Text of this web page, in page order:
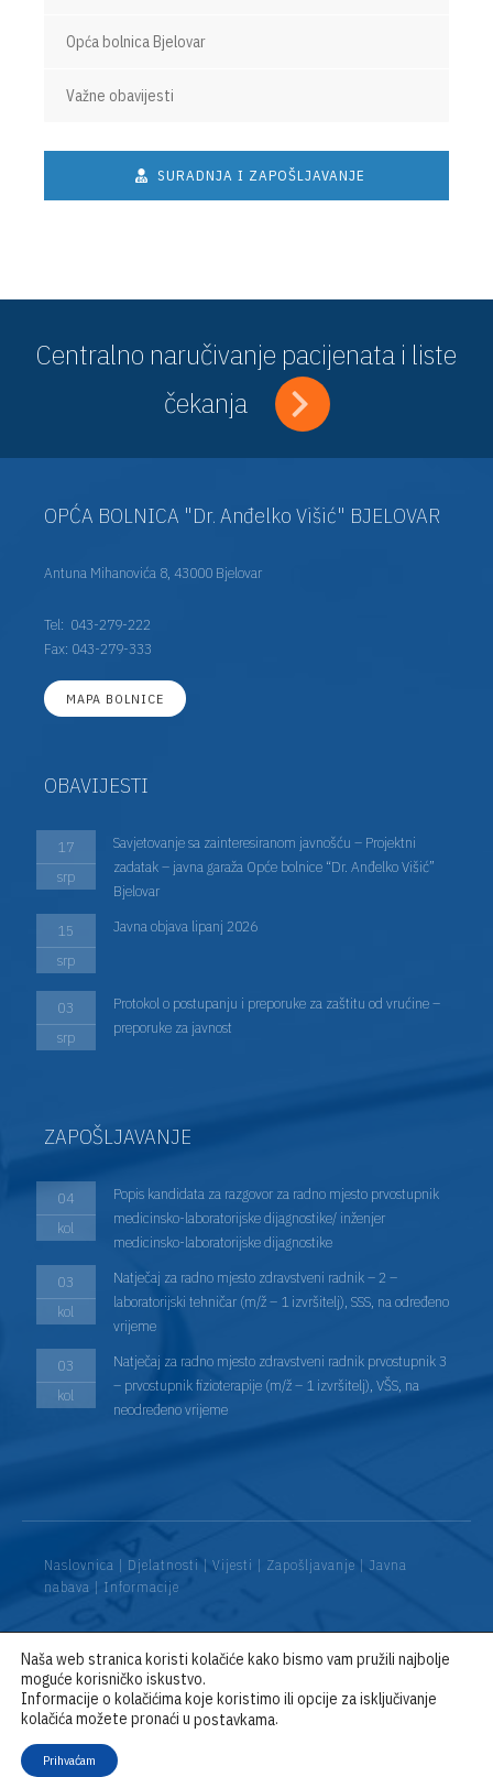
Opća bolnica Bjelovar
Važne obavijesti
SURADNJA I ZAPOŠLJAVANJE
Centralno naručivanje pacijenata i liste
čekanja
OPĆA BOLNICA "Dr. Anđelko Višić" BJELOVAR
Antuna Mihanovića 8, 43000 Bjelovar
Tel: 043-279-222
Fax: 043-279-333
MAPA BOLNICE
OBAVIJESTI
17
srp
Savjetovanje sa zainteresiranom javnošću – Projektni
zadatak – javna garaža Opće bolnice “Dr. Anđelko Višić”
Bjelovar
15
srp
Javna objava lipanj 2026
03
srp
Protokol o postupanju i preporuke za zaštitu od vrućine –
preporuke za javnost
ZAPOŠLJAVANJE
04
kol
Popis kandidata za razgovor za radno mjesto prvostupnik
medicinsko-laboratorijske dijagnostike/ inženjer
medicinsko-laboratorijske dijagnostike
03
kol
Natječaj za radno mjesto zdravstveni radnik – 2 –
laboratorijski tehničar (m/ž – 1 izvršitelj), SSS, na određeno
vrijeme
03
kol
Natječaj za radno mjesto zdravstveni radnik prvostupnik 3
– prvostupnik fizioterapije (m/ž – 1 izvršitelj), VŠS, na
neodređeno vrijeme
Naslovnica | Djelatnosti | Vijesti | Zapošljavanje | Javna
nabava | Informacije
© 2026 Opća bolnica “Dr. Anđelko Višić” Bjelovar / D&D:Web
Naša web stranica koristi kolačiće kako bismo vam pružili najbolje
moguće korisničko iskustvo.
Informacije o kolačićima koje koristimo ili opcije za isključivanje
kolačića možete pronaći u postavkama.
Prihvaćam